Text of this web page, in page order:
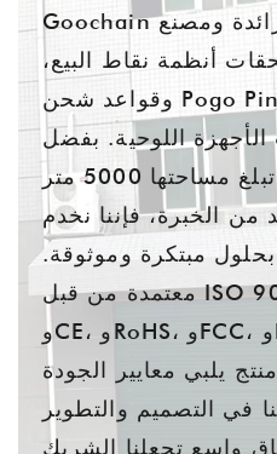
Goochain هي شركة تصنيع رائدة ومصنع
أنظمة نقاط البيع،
وقواعد شحن Pogo Pin، وتجميعات الكابلات
اللوحية. بفضل
منشأة إنتاج متقدمة تبلغ مساحتها 5000 متر
الخبرة، فإننا نخدم
بحلول مبتكرة وموثوقة.
معتمدة من قبل ISO 9001، وISO 13485،
وCE، وRoHS، وFCC، وReach، وUKCA،
يلبي معايير الجودة
في التصميم والتطوير
واسع تجعلنا الشريك